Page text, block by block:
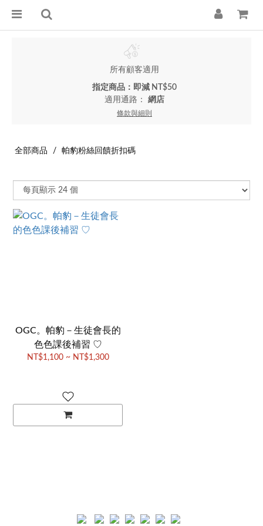
所有顧客適用
指定商品：即減 NT$50
適用通路： 網店
條款與細則
全部商品 帕豹粉絲回饋折扣碼
OGC。帕豹－生徒會長的
色色課後補習 ♡
NT$1,100 ~ NT$1,300